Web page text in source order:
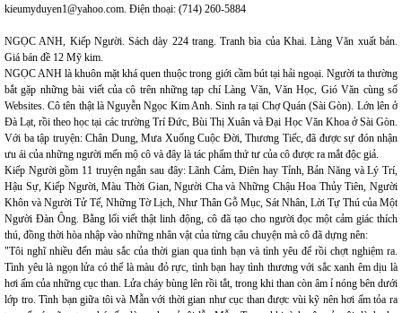
kieumyduyen1@yahoo.com. Điện thoại: (714) 260-5884
NGỌC ANH, Kiếp Người. Sách dày 224 trang. Tranh bìa của Khai. Làng Văn xuất bản.
Giá bán đề 12 Mỹ kim.
NGỌC ANH là khuôn mặt khá quen thuộc trong giới cầm bút tại hải ngoại. Người ta thường
bắt gặp những bài viết của cô trên những tạp chí Làng Văn, Văn Học, Gió Văn cùng số
Websites. Cô tên thật là Nguyễn Ngọc Kim Anh. Sinh ra tại Chợ Quán (Sài Gòn). Lớn lên ở
Đà Lạt, rồi theo học tại các trường Trí Đức, Bùi Thị Xuân và Đại Học Văn Khoa ở Sài Gòn.
Với ba tập truyện: Chân Dung, Mưa Xuống Cuộc Đời, Thương Tiếc, đã được sự đón nhận
ưu ái của những người mến mộ cô và đây là tác phẩm thứ tư của cô được ra mắt độc giả.
Kiếp Người gồm 11 truyện ngắn sau đây: Lãnh Cảm, Điên hay Tỉnh, Bản Năng và Lý Trí,
Hậu Sự, Kiếp Người, Màu Thời Gian, Người Cha và Những Chậu Hoa Thủy Tiên, Người
Khôn và Người Tử Tế, Những Tờ Lịch, Như Thân Gỗ Mục, Sát Nhân, Lời Tự Thú của Một
Người Đàn Ông. Bằng lối viết thật linh động, cô đã tạo cho người đọc một cảm giác thích
thú, đồng thời hòa nhập vào những nhân vật của từng câu chuyện mà cô đã dựng nên:
"Tôi nghĩ nhiều đến màu sắc của thời gian qua tình bạn và tình yêu để rồi chợt nghiệm ra.
Tình yêu là ngọn lửa có thể là màu đỏ rực, tình bạn hay tình thương với sắc xanh êm dịu là
hơi ấm của những cục than. Lửa cháy bùng lên rồi tắt, trong khi than còn âm ỉ nóng bên dưới
lớp tro. Tình bạn giữa tôi và Mẫn với thời gian như cục than được vùi kỹ nên hơi ấm tỏa ra